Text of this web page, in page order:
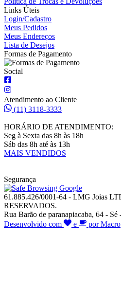
Links Úteis
Login/Cadastro
Meus Pedidos
Meus Endereços
Lista de Desejos
Formas de Pagamento
Social
Atendimento ao Cliente
(11) 3118-3333
HORÁRIO DE ATENDIMENTO:
Seg à Sexta das 8h às 18h
Sáb das 8h até às 13h
MAIS VENDIDOS
Segurança
61.885.426/0001-64 - LMG Joias
RESERVADOS.
Rua Barão de paranapiacaba, 64 - Sé
Desenvolvido com
e por Macro